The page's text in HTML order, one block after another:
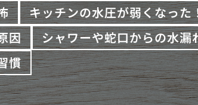
キッチンの水圧が弱くなった
因
シャワーや蛇口からの水
慣